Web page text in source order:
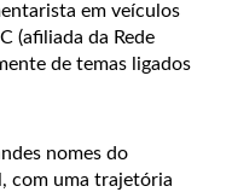
em veículos
(afiliada da Rede
de temas ligados
nomes do
com uma trajetória